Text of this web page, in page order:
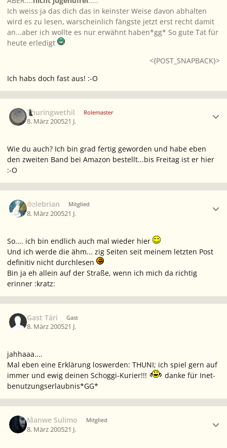
Ich weiss ja das dich das in keinster Weise davon abhalten
wird es zu lesen, warscheinlich fängste jetzt erst recht damit
an...aber ich wollte es nur erwähnt haben*gg* So gute Tat für
heute erledigt
<{POST_SNAPBACK}>
Ich habs doch fast aus! :-O
Thuringwethil Rolemaster
8. März 200521 J.
Wie du auch? Ich bin grad fertig geworden und habe eben
den zweiten Band bei Amazon bestellt...bis Freitag ist er hier
:-O
Celebrian Mitglied
8. März 200521 J.
So.... ich bin endlich auch mal wieder hier
Und ich werde die ähm... zig Seiten seit meinem letzten Post
definitiv nicht durchlesen
Bin ja eh allein auf der Straße, wenn ich mich da richtig
erinner :kratz:
Gast Tári Gast
8. März 200521 J.
jahhaaa....
Mal eben eine Erklärung loswerden: THUNI; ich spiel gern auf
immer und ewig deinen Schoggi-Kurier!!!
danke für Inet-
benutzungserlaubnis*GG*
Manwe Sulimo Mitglied
8. März 200521 J.